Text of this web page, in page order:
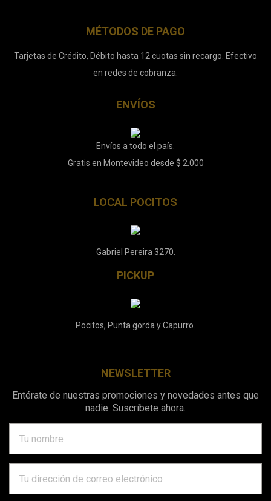
MÉTODOS DE PAGO
Tarjetas de Crédito, Débito hasta 12 cuotas sin recargo. Efectivo
en redes de cobranza.
ENVÍOS
Envíos a todo el país.
Gratis en Montevideo desde $ 2.000
LOCAL POCITOS
Gabriel Pereira 3270.
PICKUP
Pocitos, Punta gorda y Capurro.
NEWSLETTER
Entérate de nuestras promociones y novedades antes que
nadie. Suscríbete ahora.